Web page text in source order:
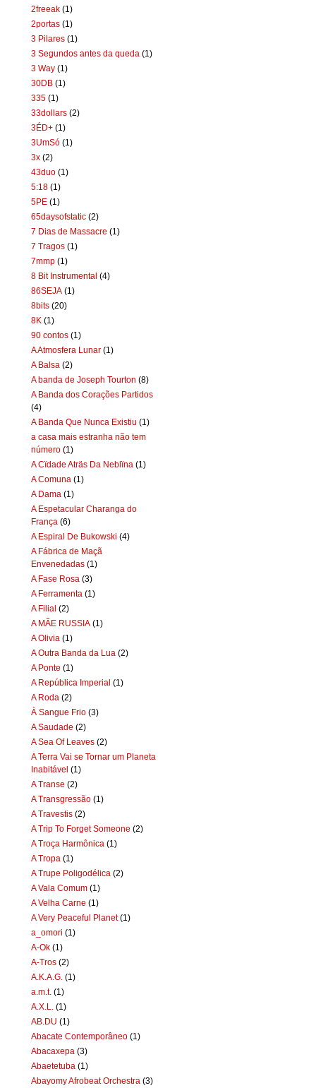
2freeak (1)
2portas (1)
3 Pilares (1)
3 Segundos antes da queda (1)
3 Way (1)
30DB (1)
335 (1)
33dollars (2)
3ÉD+ (1)
3UmSó (1)
3x (2)
43duo (1)
5:18 (1)
5PE (1)
65daysofstatic (2)
7 Dias de Massacre (1)
7 Tragos (1)
7mmp (1)
8 Bit Instrumental (4)
86SEJA (1)
8bits (20)
8K (1)
90 contos (1)
A Atmosfera Lunar (1)
A Balsa (2)
A banda de Joseph Tourton (8)
A Banda dos Corações Partidos
(4)
A Banda Que Nunca Existiu (1)
a casa mais estranha não tem
número (1)
A Cïdade Aträs Da Neblïna (1)
A Comuna (1)
A Dama (1)
A Espetacular Charanga do
França (6)
A Espiral De Bukowski (4)
A Fábrica de Maçã
Envenedadas (1)
A Fase Rosa (3)
A Ferramenta (1)
A Filial (2)
A MÃE RUSSIA (1)
A Olivia (1)
A Outra Banda da Lua (2)
A Ponte (1)
A República Imperial (1)
A Roda (2)
À Sangue Frio (3)
A Saudade (2)
A Sea Of Leaves (2)
A Terra Vai se Tornar um Planeta
Inabitável (1)
A Transe (2)
A Transgressão (1)
A Travestis (2)
A Trip To Forget Someone (2)
A Troça Harmônica (1)
A Tropa (1)
A Trupe Poligodélica (2)
A Vala Comum (1)
A Velha Carne (1)
A Very Peaceful Planet (1)
a_omori (1)
A-Ok (1)
A-Tros (2)
A.K.A.G. (1)
a.m.t. (1)
A.X.L.
(1)
AB.DU (1)
Abacate Contemporâneo (1)
Abacaxepa (3)
Abaetetuba (1)
Abayomy Afrobeat Orchestra (3)